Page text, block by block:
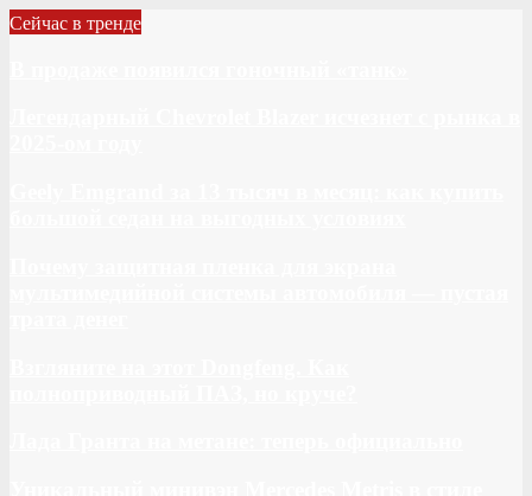
Сейчас в тренде